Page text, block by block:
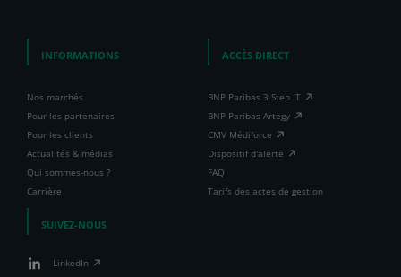
INFORMATIONS
Nos marchés
Pour les partenaires
Pour les clients
Actualités & médias
Qui sommes-nous ?
Carrière
ACCÈS DIRECT
BNP Paribas 3 Step IT
BNP Paribas Artegy
CMV Médiforce
Dispositif d'alerte
FAQ
Tarifs des actes de gestion
SUIVEZ-NOUS
LinkedIn